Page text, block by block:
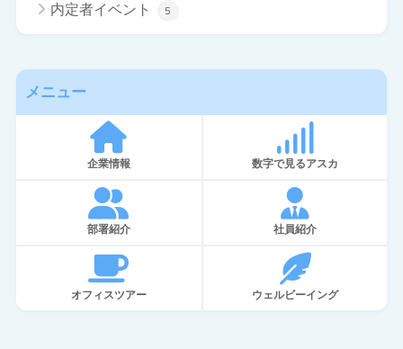
内定者イベント 5
メニュー
企業情報 数字で見るアスカ
部署紹介 社員紹介
オフィスツアー ウェルビーイング